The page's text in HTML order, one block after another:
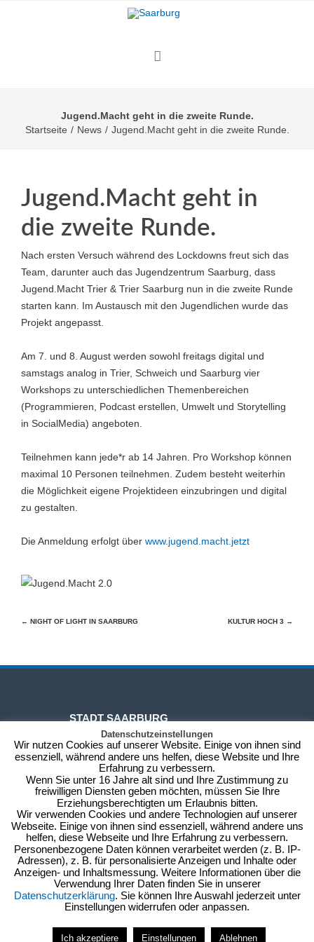
Jugend.Macht geht in die zweite Runde.
Startseite / News / Jugend.Macht geht in die zweite Runde.
Jugend.Macht geht in
die zweite Runde.
Nach ersten Versuch während des Lockdowns freut sich das
Team, darunter auch das Jugendzentrum Saarburg, dass
Jugend.Macht Trier & Trier Saarburg nun in die zweite Runde
starten kann. Im Austausch mit den Jugendlichen wurde das
Projekt angepasst.
Am 7. und 8. August werden sowohl freitags digital und
samstags analog in Trier, Schweich und Saarburg vier
Workshops zu unterschiedlichen Themenbereichen
(Programmieren, Podcast erstellen, Umwelt und Storytelling
in SocialMedia) angeboten.
Teilnehmen kann jede*r ab 14 Jahren. Pro Workshop können
maximal 10 Personen teilnehmen. Zudem besteht weiterhin
die Möglichkeit eigene Projektideen einzubringen und digital
zu gestalten.
Die Anmeldung erfolgt über www.jugend.macht.jetzt
Beitragsnavigation
← NIGHT OF LIGHT IN SAARBURG KULTUR HOCH 3 →
STADT SAARBURG
Rechnungsadresse:
Schlossberg 6
54439 Saarburg
Besuchsadresse:
Graf-Siegfried-Str. 32, 2. Etage
54439 Saarburg
stadtverwaltung@saarburg.de
Tel: 06581 / 827 3608 -20
Anfahrt Impressum/Datenschutz
Datenschutzeinstellungen
Wir nutzen Cookies auf unserer Website. Einige von ihnen sind
essenziell, während andere uns helfen, diese Website und Ihre
Erfahrung zu verbessern.
Wenn Sie unter 16 Jahre alt sind und Ihre Zustimmung zu
freiwilligen Diensten geben möchten, müssen Sie Ihre
Erziehungsberechtigten um Erlaubnis bitten.
Wir verwenden Cookies und andere Technologien auf unserer
Webseite. Einige von ihnen sind essenziell, während andere uns
helfen, diese Webseite und Ihre Erfahrung zu verbessern.
Personenbezogene Daten können verarbeitet werden (z. B. IP-
Adressen), z. B. für personalisierte Anzeigen und Inhalte oder
Anzeigen- und Inhaltsmessung. Weitere Informationen über die
Verwendung Ihrer Daten finden Sie in unserer
Datenschutzerklärung. Sie können Ihre Auswahl jederzeit unter
Einstellungen widerrufen oder anpassen.
Ich akzeptiere Einstellungen Ablehnen